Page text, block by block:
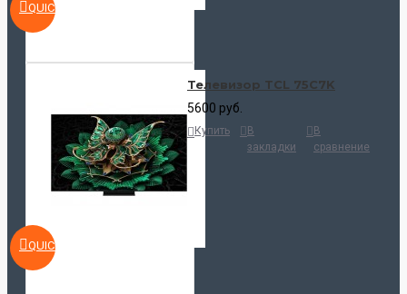
QUICKVIEW
QUICKVIEW
Телевизор TCL 75C7K
5600 руб.
Купить
В
закладки
В
сравнение